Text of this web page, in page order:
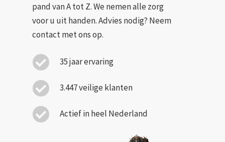
pand van A tot Z. We nemen alle zorg
voor u uit handen. Advies nodig? Neem
contact met ons op.
35 jaar ervaring
3.447 veilige klanten
Actief in heel Nederland